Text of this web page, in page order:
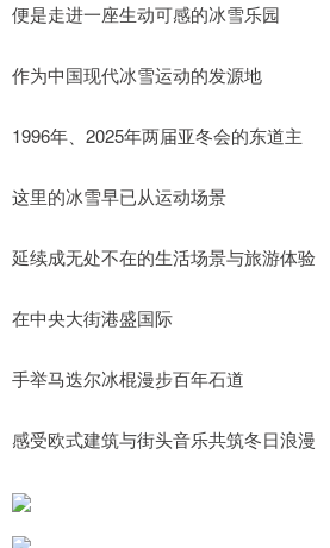
便是走进一座生动可感的冰雪乐园
作为中国现代冰雪运动的发源地
1996年、2025年两届亚冬会的东道主
这里的冰雪早已从运动场景
延续成无处不在的生活场景与旅游体验
在中央大街港盛国际
手举马迭尔冰棍漫步百年石道
感受欧式建筑与街头音乐共筑冬日浪漫